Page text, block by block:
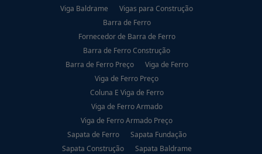
Viga Baldrame
Vigas para Construção
Barra de Ferro
Fornecedor de Barra de Ferro
Barra de Ferro Construção
Barra de Ferro Preço
Viga de Ferro
Viga de Ferro Preço
Coluna E Viga de Ferro
Viga de Ferro Armado
Viga de Ferro Armado Preço
Sapata de Ferro
Sapata Fundação
Sapata Construção
Sapata Baldrame